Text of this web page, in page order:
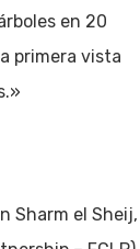
en 20
primera vista
Sharm el Sheij,